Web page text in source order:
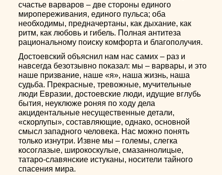
счастье варваров – две стороны единого
миропереживания, единого пульса; оба
необходимы, предначертаны, как дыхание, как
ритм, как любовь и гибель. Полная антитеза
рациональному поиску комфорта и благополучия.
Достоевский объяснил нам нас самих – раз и
навсегда безотзывно показал: мы – варвары, и это
наше призвание, наше «я», наша жизнь, наша
судьба. Прекрасные, тревожные, мучительные
люди Евразии, достоевские люди, идущие вглубь
бытия, неуклюже роняя по ходу дела
акцидентальные несущественные детали,
«скорлупы», составляющие, однако, основной
смысл западного человека. Нас можно понять
только изнутри. Извне мы – големы, слегка
косоглазые, широкоскулые, смазаннолицые,
татаро-славянские истуканы, носители тайного
спасения мира.